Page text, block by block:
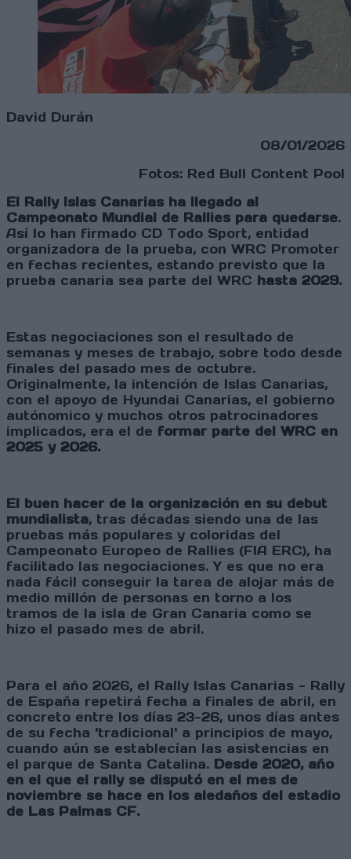
David Durán
08/01/2026
Fotos: Red Bull Content Pool
El Rally Islas Canarias ha llegado al
Campeonato Mundial de Rallies para quedarse.
Así lo han firmado CD Todo Sport, entidad
organizadora de la prueba, con WRC Promoter
en fechas recientes, estando previsto que la
prueba canaria sea parte del WRC hasta 2029.
Estas negociaciones son el resultado de
semanas y meses de trabajo, sobre todo desde
finales del pasado mes de octubre.
Originalmente, la intención de Islas Canarias,
con el apoyo de Hyundai Canarias, el gobierno
autónomico y muchos otros patrocinadores
implicados, era el de formar parte del WRC en
2025 y 2026.
El buen hacer de la organización en su debut
mundialista, tras décadas siendo una de las
pruebas más populares y coloridas del
Campeonato Europeo de Rallies (FIA ERC), ha
facilitado las negociaciones. Y es que no era
nada fácil conseguir la tarea de alojar más de
medio millón de personas en torno a los
tramos de la isla de Gran Canaria como se
hizo el pasado mes de abril.
Para el año 2026, el Rally Islas Canarias - Rally
de España repetirá fecha a finales de abril, en
concreto entre los días 23-26, unos días antes
de su fecha 'tradicional' a principios de mayo,
cuando aún se establecían las asistencias en
el parque de Santa Catalina. Desde 2020, año
en el que el rally se disputó en el mes de
noviembre se hace en los aledaños del estadio
de Las Palmas CF.